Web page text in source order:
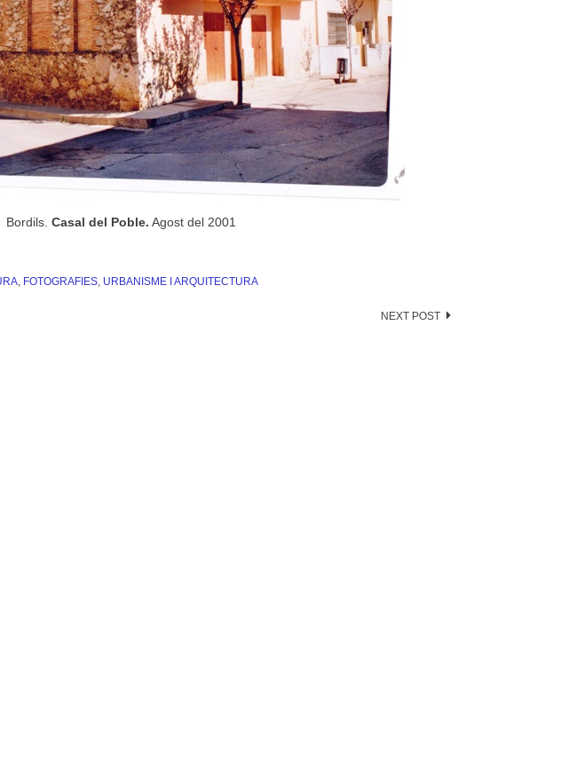
Bordils. Casal del Poble. Agost del 2001
, FOTOGRAFIES, URBANISME I ARQUITECTURA
NEXT POST